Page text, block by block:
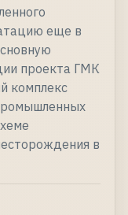
еще в
проекта ГМК
комплекс
в